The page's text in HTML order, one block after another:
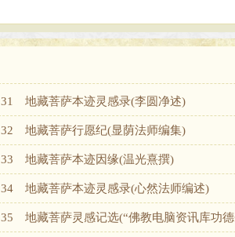
31 地藏菩萨本迹灵感录(李圆净述)
32 地藏菩萨行愿纪(显荫法师编集)
33 地藏菩萨本迹因缘(温光熹撰)
34 地藏菩萨本迹灵感录(心然法师编述)
35 地藏菩萨灵感记选(“佛教电脑资讯库功德